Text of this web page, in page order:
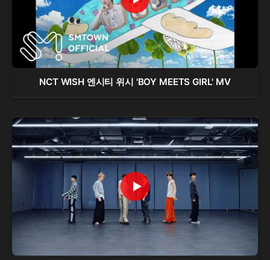
NCT WISH 엔시티 위시 'BOY MEETS GIRL' MV